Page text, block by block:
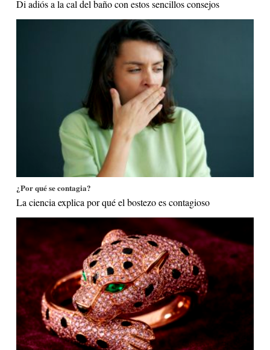
Di adiós a la cal del baño con estos sencillos consejos
¿Por qué se contagia?
La ciencia explica por qué el bostezo es contagioso